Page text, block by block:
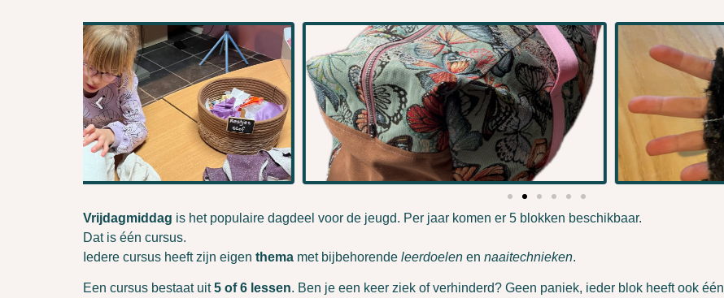
Vrijdagmiddag is het populaire dagdeel voor de jeugd. Per jaar komen er 5 blokken beschikbaar.
Dat is één cursus.
Iedere cursus heeft zijn eigen thema met bijbehorende leerdoelen en naaitechnieken.
Een cursus bestaat uit5 of6 lessen. Ben je een keer ziek of verhinderd? Geen paniek, ieder blok heeft ook één